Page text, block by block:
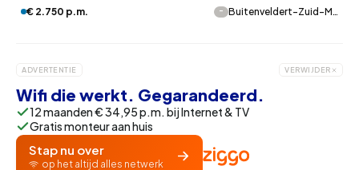
€ 2.750 p.m. - Buitenveldert-Zuid-M…
ADVERTENTIE VERWIJDER
Wifi die werkt. Gegarandeerd.
12 maanden € 34,95 p.m. bij Internet & TV
Gratis monteur aan huis
Stap nu over
op het altijd alles netwerk